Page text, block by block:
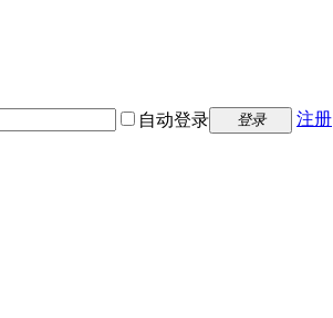
自动登录 登录 注册